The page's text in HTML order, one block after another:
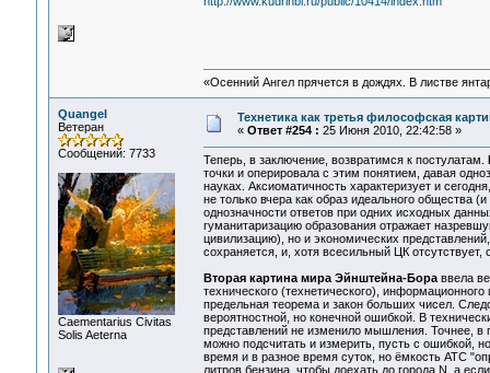
«Осенний Ангел прячется в дождях. В листве
Quangel
Ветеран
Сообщений: 7733
Сaementarius Civitas
Solis Aeterna
Технетика как третья философская
« Ответ #254 : 25 Июня 2010, 22:42:58 »
Теперь, в заключение, возвратимся к постулатам.
точки и оперировала с этим понятием, давая
науках. Аксиоматичность характеризует и
не только вчера как образ идеального общества
однозначности ответов при одних исходных
гуманитаризацию образования отражает
цивилизацию), но и экономических
сохраняется, и, хотя всесильный ЦК
Вторая картина мира Эйнштейна-Бора ввела
технического (технетического),
предельная теорема и закон больших чисел.
вероятностной, но конечной ошибкой. В
представлений не изменило мышления. Точнее, в
можно подсчитать и измерить, пусть с ошибкой,
время и в разное время суток, но ёмкость АТС
литров бензина, чтобы доехать до города N, а